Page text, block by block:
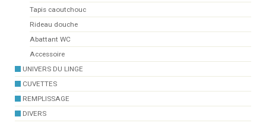
Tapis caoutchouc
Rideau douche
Abattant WC
Accessoire
UNIVERS DU LINGE
CUVETTES
REMPLISSAGE
DIVERS